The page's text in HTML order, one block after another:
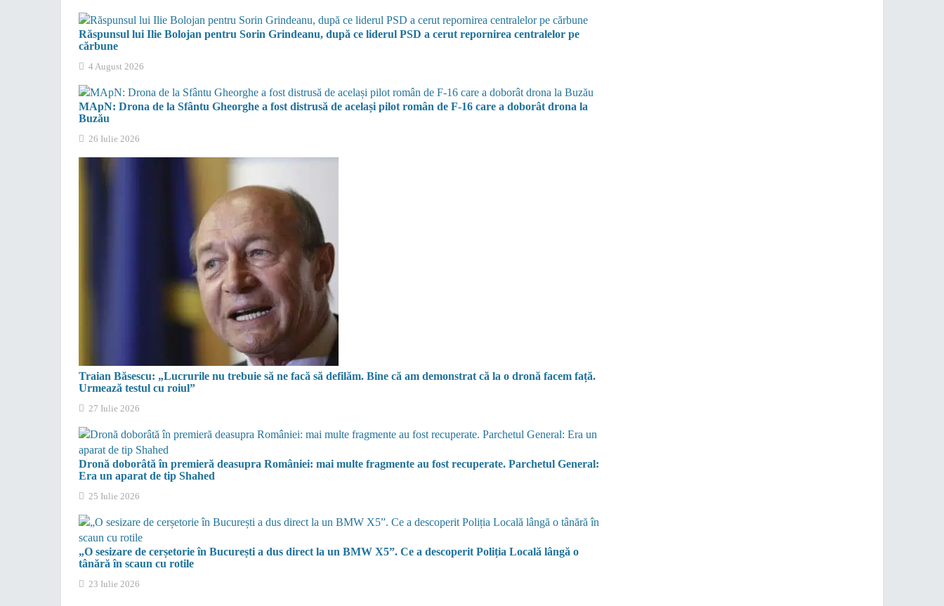
Răspunsul lui Ilie Bolojan pentru Sorin Grindeanu, după ce liderul PSD a cerut repornirea centralelor pe
cărbune
4 August 2026
MApN: Drona de la Sfântu Gheorghe a fost distrusă de același pilot român de F-16 care a doborât drona la
Buzău
26 Iulie 2026
Traian Băsescu: „Lucrurile nu trebuie să ne facă să defilăm. Bine că am demonstrat că la o dronă facem față.
Urmează testul cu roiul”
27 Iulie 2026
Dronă doborâtă în premieră deasupra României: mai multe fragmente au fost recuperate. Parchetul General:
Era un aparat de tip Shahed
25 Iulie 2026
„O sesizare de cerșetorie în București a dus direct la un BMW X5”. Ce a descoperit Poliția Locală lângă o
tânără în scaun cu rotile
23 Iulie 2026